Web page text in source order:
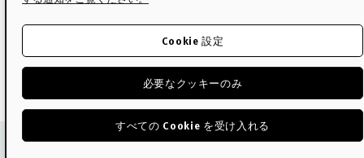
保証
必要なクッキーのみ
すべての Cookie を受け入れる
Cookie 設定